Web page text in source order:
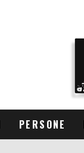
PERSONE